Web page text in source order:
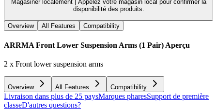
Magasiner localement |
Appelez votre magasin local pour confirmer la
disponibilité des produits.
Overview All Features Compatibility
ARRMA Front Lower Suspension Arms (1 Pair) Aperçu
2 x Front lower suspension arms
Overview All Features Compatibility
Livraison dans plus de 25 paysMarques pharesSupport de première
classeD'autres questions?